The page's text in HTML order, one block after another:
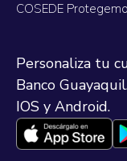
COSEDE
Personaliza tu
Banco
IOS y Android.